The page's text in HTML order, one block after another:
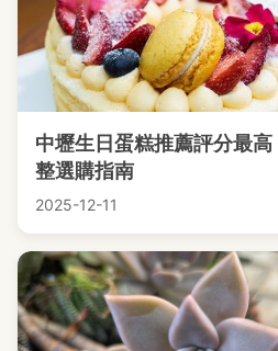
中壢生日蛋糕推薦評分最
整選購指南
2025-12-11